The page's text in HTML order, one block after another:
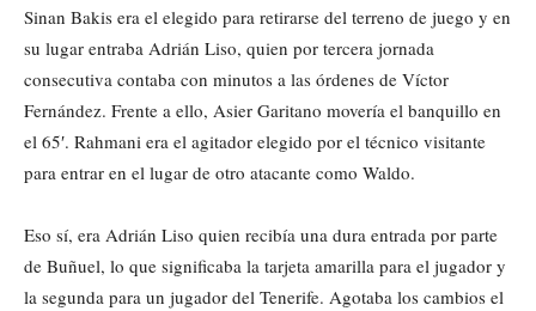
Sinan Bakis era el elegido para retirarse del terreno de juego y en
su lugar entraba Adrián Liso, quien por tercera jornada
consecutiva contaba con minutos a las órdenes de Víctor
Fernández. Frente a ello, Asier Garitano movería el banquillo en
el 65′. Rahmani era el agitador elegido por el técnico visitante
para entrar en el lugar de otro atacante como Waldo.
Eso sí, era Adrián Liso quien recibía una dura entrada por parte
de Buñuel, lo que significaba la tarjeta amarilla para el jugador y
la segunda para un jugador del Tenerife. Agotaba los cambios el